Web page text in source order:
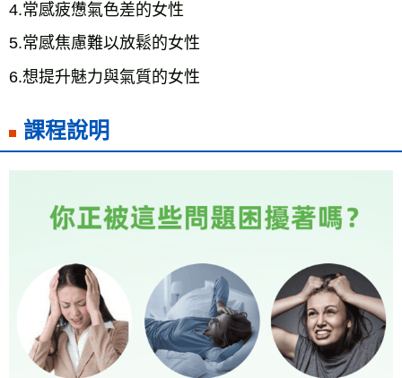
4.常感疲憊氣色差的女性
5.常感焦慮難以放鬆的女性
6.想提升魅力與氣質的女性
課程說明